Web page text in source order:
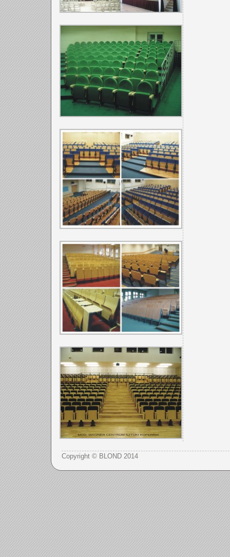
Copyright © BLOND 2014